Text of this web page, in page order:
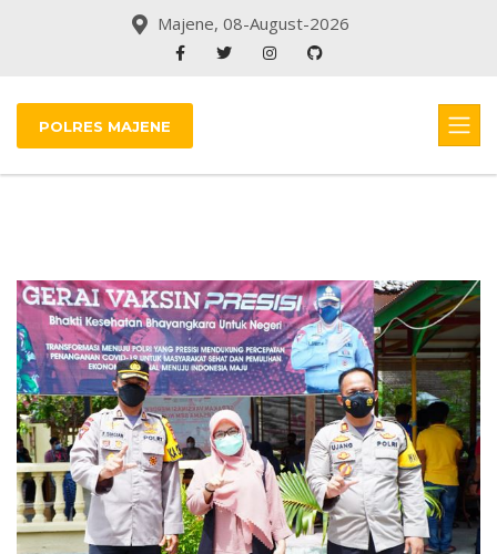
Majene, 08-August-2026
POLRES MAJENE